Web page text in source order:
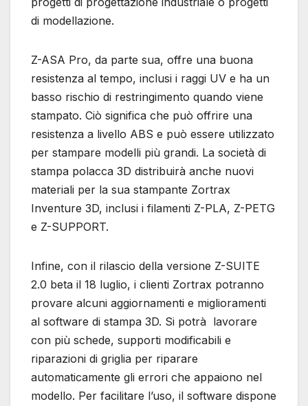
di modellazione.
Z-ASA Pro, da parte sua, offre una buona
resistenza al tempo, inclusi i raggi UV e ha un
basso rischio di restringimento quando viene
stampato. Ciò significa che può offrire una
resistenza a livello ABS e può essere utilizzato
per stampare modelli più grandi. La società di
stampa polacca 3D distribuirà anche nuovi
materiali per la sua stampante Zortrax
Inventure 3D, inclusi i filamenti Z-PLA, Z-PETG
e Z-SUPPORT.
Infine, con il rilascio della versione Z-SUITE
2.0 beta il 18 luglio, i clienti Zortrax potranno
provare alcuni aggiornamenti e miglioramenti
al software di stampa 3D. Si potrà lavorare
con più schede, supporti modificabili e
riparazioni di griglia per riparare
automaticamente gli errori che appaiono nel
modello. Per facilitare l’uso, il software dispone